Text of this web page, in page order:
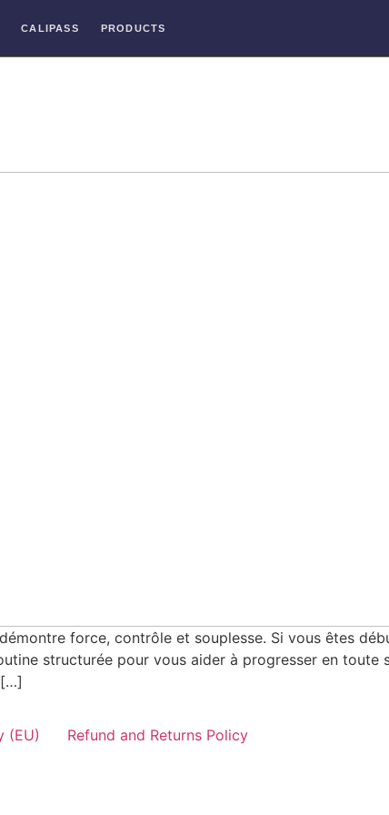
CALIPASS PRODUCTS
force, contrôle et souplesse. Si vous êtes
structurée pour vous aider à progresser en toute
[…]
(EU) Refund and Returns Policy